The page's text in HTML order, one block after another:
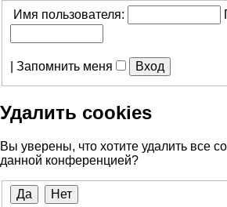
Имя пользователя:
Запомнить меня
Удалить cookies
Вы уверены, что хотите удалить все
данной конференцией?